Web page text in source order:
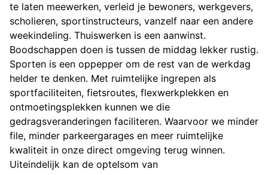
te laten meewerken, verleid je bewoners, werkgevers,
scholieren, sportinstructeurs, vanzelf naar een andere
weekindeling. Thuiswerken is een aanwinst.
Boodschappen doen is tussen de middag lekker rustig.
Sporten is een oppepper om de rest van de werkdag
helder te denken. Met ruimtelijke ingrepen als
sportfaciliteiten, fietsroutes, flexwerkplekken en
ontmoetingsplekken kunnen we die
gedragsveranderingen faciliteren. Waarvoor we minder
file, minder parkeergarages en meer ruimtelijke
kwaliteit in onze direct omgeving terug winnen.
Uiteindelijk kan de optelsom van